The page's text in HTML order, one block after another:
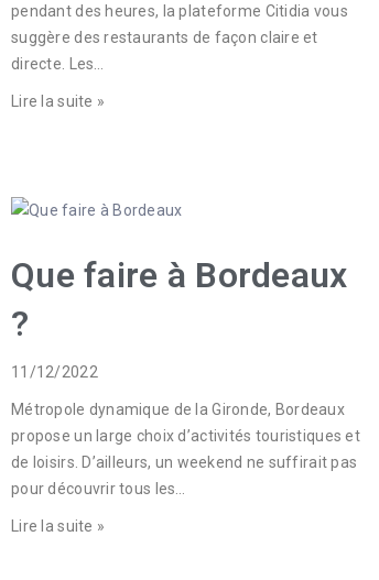
pendant des heures, la plateforme Citidia vous
suggère des restaurants de façon claire et
directe. Les…
Lire la suite »
Que faire à Bordeaux
?
11/12/2022
Métropole dynamique de la Gironde, Bordeaux
propose un large choix d’activités touristiques et
de loisirs. D’ailleurs, un weekend ne suffirait pas
pour découvrir tous les…
Lire la suite »